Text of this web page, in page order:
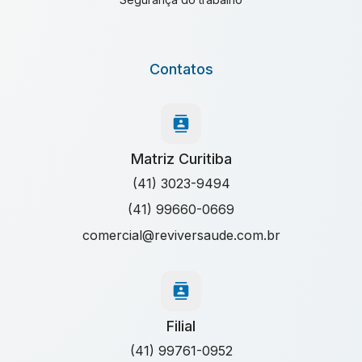
plano de ação de incidentes
preço de ltcat
programa de pcmso
programas de saúde e segurança do trabalho
Contatos
Matriz Curitiba
(41) 3023-9494
(41) 99660-0669
comercial@reviversaude.com.br
Filial
(41) 99761-0952